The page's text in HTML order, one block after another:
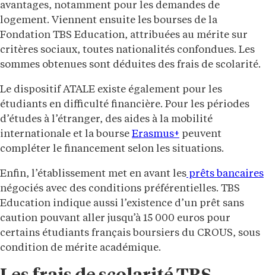
avantages, notamment pour les demandes de
logement. Viennent ensuite les bourses de la
Fondation TBS Education, attribuées au mérite sur
critères sociaux, toutes nationalités confondues. Les
sommes obtenues sont déduites des frais de scolarité.
Le dispositif ATALE existe également pour les
étudiants en difficulté financière. Pour les périodes
d’études à l’étranger, des aides à la mobilité
internationale et la bourse Erasmus+ peuvent
compléter le financement selon les situations.
Enfin, l’établissement met en avant les prêts bancaires
négociés avec des conditions préférentielles. TBS
Education indique aussi l’existence d’un prêt sans
caution pouvant aller jusqu’à 15 000 euros pour
certains étudiants français boursiers du CROUS, sous
condition de mérite académique.